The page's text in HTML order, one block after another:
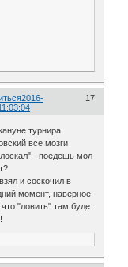
17
2016-
турнира
все мозги
- поедешь мол
и соскочил в
момент, наверное
"ловить" там будет